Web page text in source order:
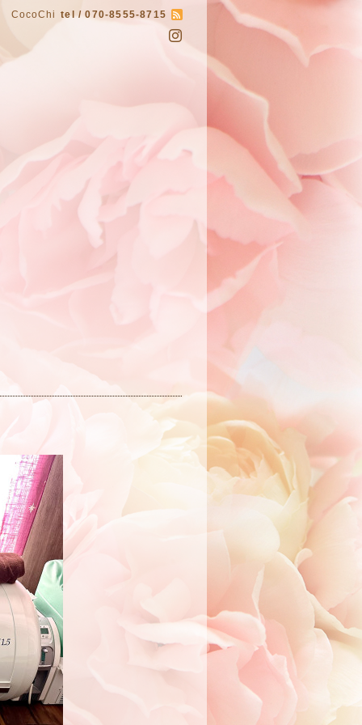
CocoChi tel / 070-8555-8715